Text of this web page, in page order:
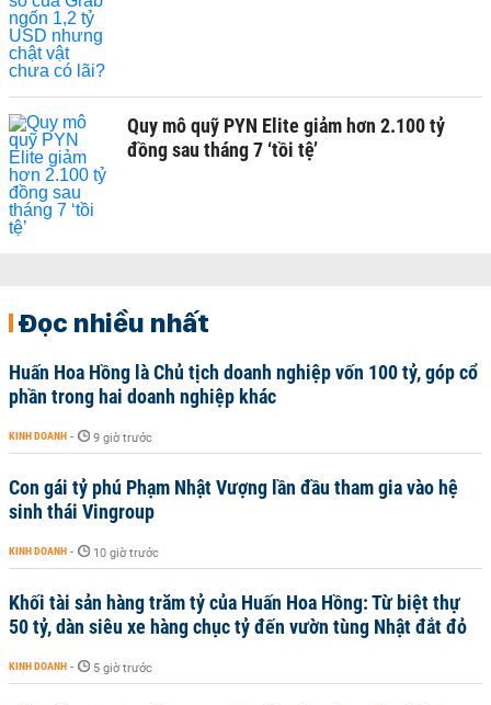
Quy mô quỹ PYN Elite giảm hơn 2.100 tỷ
đồng sau tháng 7 ‘tồi tệ’
Đọc nhiều nhất
Huấn Hoa Hồng là Chủ tịch doanh nghiệp vốn 100 tỷ, góp cổ
phần trong hai doanh nghiệp khác
KINH DOANH - 9 giờ trước
Con gái tỷ phú Phạm Nhật Vượng lần đầu tham gia vào hệ
sinh thái Vingroup
KINH DOANH - 10 giờ trước
Khối tài sản hàng trăm tỷ của Huấn Hoa Hồng: Từ biệt thự
50 tỷ, dàn siêu xe hàng chục tỷ đến vườn tùng Nhật đắt đỏ
KINH DOANH - 5 giờ trước